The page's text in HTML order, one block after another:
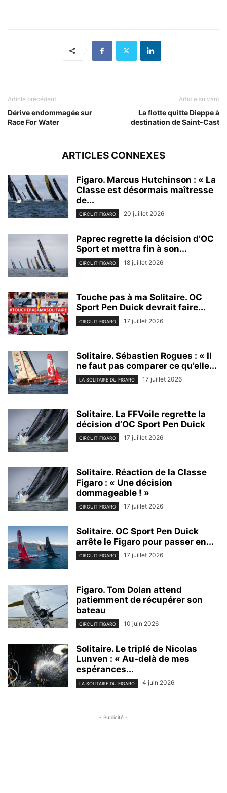
Article précédent
Dérive endommagée sur
Race For Water
Article suivant
La flotte quitte Dieppe à
destination de Saint-Cast
ARTICLES CONNEXES
Figaro. Marcus Hutchinson : « La
Classe est désormais maîtresse
de...
CIRCUIT FIGARO 20 juillet 2026
Paprec regrette la décision d’OC
Sport et mettra fin à son...
CIRCUIT FIGARO 18 juillet 2026
Touche pas à ma Solitaire. OC
Sport Pen Duick devrait faire...
CIRCUIT FIGARO 17 juillet 2026
Solitaire. Sébastien Rogues : « Il
ne faut pas comparer ce qu’elle...
LA SOLITAIRE DU FIGARO 17 juillet 2026
Solitaire. La FFVoile regrette la
décision d’OC Sport Pen Duick
CIRCUIT FIGARO 17 juillet 2026
Solitaire. Réaction de la Classe
Figaro : « Une décision
dommageable ! »
CIRCUIT FIGARO 17 juillet 2026
Solitaire. OC Sport Pen Duick
arrête le Figaro pour passer en...
CIRCUIT FIGARO 17 juillet 2026
Figaro. Tom Dolan attend
patiemment de récupérer son
bateau
CIRCUIT FIGARO 10 juin 2026
Solitaire. Le triplé de Nicolas
Lunven : « Au-delà de mes
espérances...
LA SOLITAIRE DU FIGARO 4 juin 2026
- Publicité -